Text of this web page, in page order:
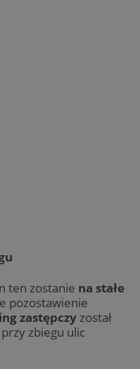
ten zostanie na stałe
pozostawienie
zastępczyzostał
przy zbiegu ulic